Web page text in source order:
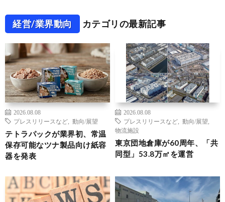
経営/業界動向 カテゴリの最新記事
2026.08.08
プレスリリースなど
動向/展望
テトラパックが業界初、常温
保存可能なツナ製品向け紙容
器を発表
2026.08.08
プレスリリースなど
動向/展望
物流施設
東京団地倉庫が60周年、「共
同型」53.8万㎡を運営